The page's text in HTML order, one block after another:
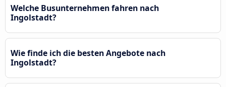
Welche Busunternehmen fahren nach
Ingolstadt?
Wie finde ich die besten Angebote nach
Ingolstadt?